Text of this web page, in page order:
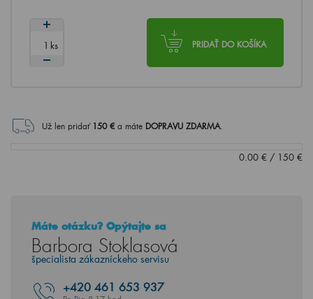
PRIDAŤ DO KOŠÍKA
ks
Už len pridať 150€ a máte DOPRAVU ZDARMA.
0.00 € / 150 €
Máte otázku? Opýtajte sa
Barbora Stoklasová
špecialista zákazníckeho servisu
+420 461 653 937